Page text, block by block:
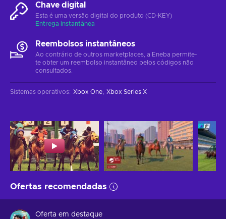
Chave digital
Esta é uma versão digital do produto (CD-KEY)
Entrega instantânea
Reembolsos instantâneos
Ao contrário de outros marketplaces, a Eneba permite-
te obter um reembolso instantâneo pelos códigos não
consultados.
Sistemas operativos: Xbox One Xbox Series X
Ofertas recomendadas
Oferta em destaque